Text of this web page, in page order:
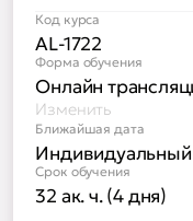
Код курса
AL-1722
Форма обучения
Онлайн
Изменить
Ближайшая дата
Срок обучения
32 ак. ч. (4 дня)